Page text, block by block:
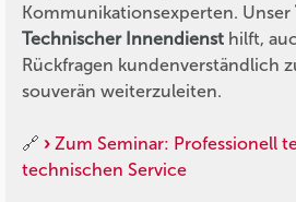
Kommunikationsexperten. Unser
Technischer Innendienst hilft,
Rückfragen kundenverständlich
souverän weiterzuleiten.
🔗
Zum Seminar: Professionell
technischen Service